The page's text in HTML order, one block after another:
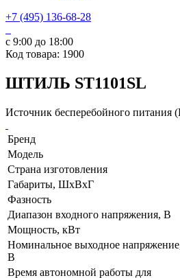
+7 (495) 136-68-28
с 9:00 до 18:00
Код товара: 1900
ШТИЛЬ ST1101SL
Источник бесперебойного питания
Бренд
Модель
Страна изготовления
Габариты, ШхВхГ
Фазность
Диапазон входного напряжения, В
Мощность, кВт
Номинальное выходное
В
Время автономной работы для